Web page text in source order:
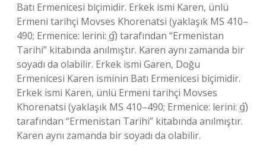
Batı Ermenicesi biçimidir. Erkek ismi Karen, ünlü
Ermeni tarihçi Movses Khorenatsi (yaklaşık MS 410–
490; Ermenice: lerini: ֶց́֫) tarafından “Ermenistan
Tarihi” kitabında anılmıştır. Karen aynı zamanda bir
soyadı da olabilir. Erkek ismi Garen, Doğu
Ermenicesi Karen isminin Batı Ermenicesi biçimidir.
Erkek ismi Karen, ünlü Ermeni tarihçi Movses
Khorenatsi (yaklaşık MS 410–490; Ermenice: lerini: ֶց́֫)
tarafından “Ermenistan Tarihi” kitabında anılmıştır.
Karen aynı zamanda bir soyadı da olabilir.